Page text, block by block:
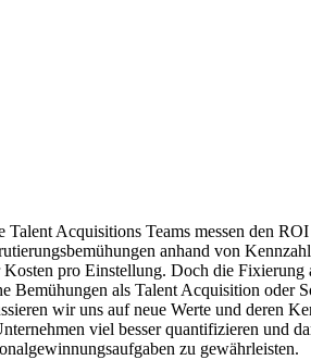
Talent Acquisitions Teams messen den
anhand von
Kosten pro Einstellung. Doch die Fixierung
Bemühungen als Talent Acquisition oder
wir uns auf neue Werte und deren
viel besser quantifizieren und
zu gewährleisten.